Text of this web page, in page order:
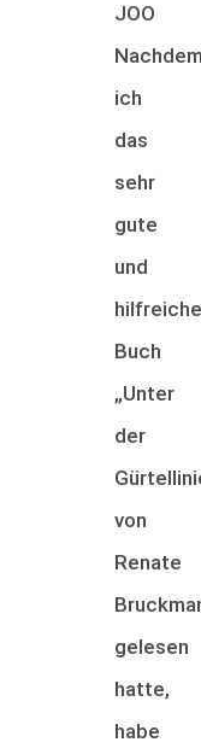
JOO
ich
das
sehr
gute
und
hilfreiche
Buch
„Unter
der
von
Renate
gelesen
hatte,
habe